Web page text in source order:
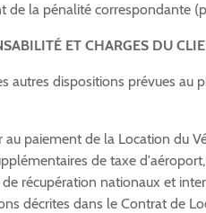
de la pénalité correspondante
ET CHARGES DU
autres dispositions prévues au
au paiement de la Location du
de taxe
récupération nationaux et
décrites dans le Contrat de